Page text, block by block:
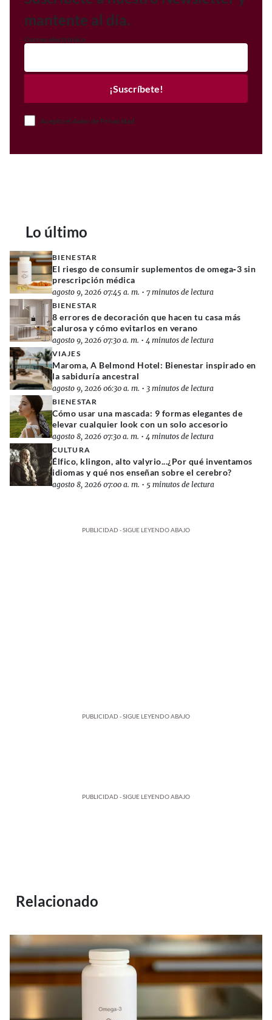
mantente al día.
Correo electrónico
¡Suscríbete!
Acepto el Aviso de Privacidad
Lo último
BIENESTAR
El riesgo de consumir suplementos de omega‑3 sin
prescripción médica
agosto 9, 2026 07:45 a. m. • 7 minutos de lectura
BIENESTAR
8 errores de decoración que hacen tu casa más
calurosa y cómo evitarlos en verano
agosto 9, 2026 07:30 a. m. • 4 minutos de lectura
VIAJES
Maroma, A Belmond Hotel: Bienestar inspirado en
la sabiduría ancestral
agosto 9, 2026 06:30 a. m. • 3 minutos de lectura
BIENESTAR
Cómo usar una mascada: 9 formas elegantes de
elevar cualquier look con un solo accesorio
agosto 8, 2026 07:30 a. m. • 4 minutos de lectura
CULTURA
Élfico, klingon, alto valyrio...¿Por qué inventamos
idiomas y qué nos enseñan sobre el cerebro?
agosto 8, 2026 07:00 a. m. • 5 minutos de lectura
PUBLICIDAD - SIGUE LEYENDO ABAJO
PUBLICIDAD - SIGUE LEYENDO ABAJO
PUBLICIDAD - SIGUE LEYENDO ABAJO
Relacionado